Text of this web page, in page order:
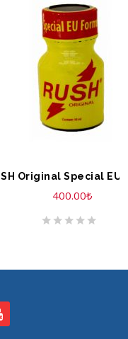
SEPETE EKLE
400.00₺